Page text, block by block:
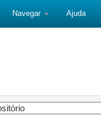
Navegar Ajuda